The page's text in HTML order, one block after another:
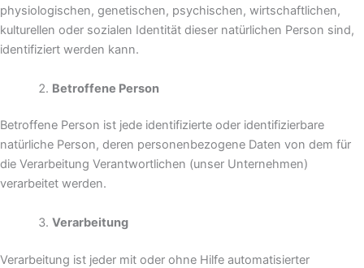
physiologischen, genetischen, psychischen, wirtschaftlichen,
kulturellen oder sozialen Identität dieser natürlichen Person sind,
identifiziert werden kann.
Betroffene Person
Betroffene Person ist jede identifizierte oder identifizierbare
natürliche Person, deren personenbezogene Daten von dem für
die Verarbeitung Verantwortlichen (unser Unternehmen)
verarbeitet werden.
Verarbeitung
Verarbeitung ist jeder mit oder ohne Hilfe automatisierter